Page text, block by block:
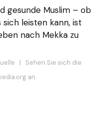
gesunde Muslim – ob
leisten kann, ist
nach Mekka zu
| Sehen Sie sich die
an